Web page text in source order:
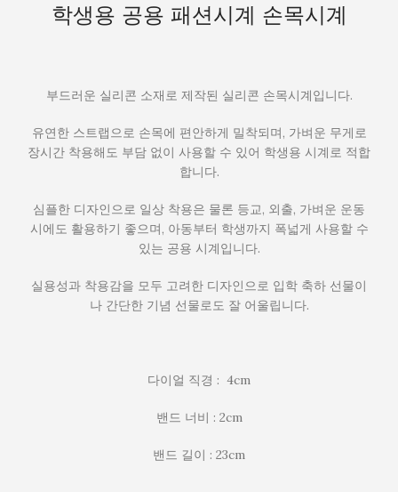
시
학생용 공용 패션시계 손목시계
부드러운 실리콘 소재로 제작된 실리콘 손목시계입니다.
유연한 스트랩으로 손목에 편안하게 밀착되며, 가벼운 무게로
장시간 착용해도 부담 없이 사용할 수 있어 학생용 시계로 적합
합니다.
심플한 디자인으로 일상 착용은 물론 등교, 외출, 가벼운 운동
시에도 활용하기 좋으며, 아동부터 학생까지 폭넓게 사용할 수
있는 공용 시계입니다.
실용성과 착용감을 모두 고려한 디자인으로 입학 축하 선물이
나 간단한 기념 선물로도 잘 어울립니다.
다이얼 직경 : 4cm
밴드 너비 : 2cm
밴드 길이 : 23cm